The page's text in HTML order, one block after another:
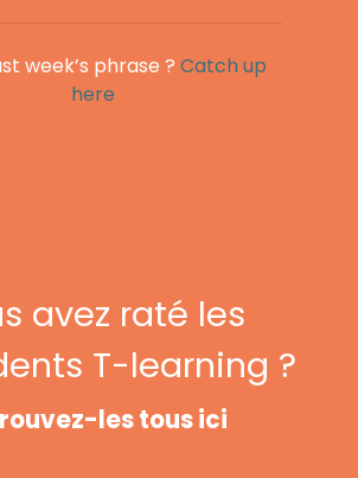
week’s phrase ? Catch up
here
avez raté les
T-learning ?
les tous ici